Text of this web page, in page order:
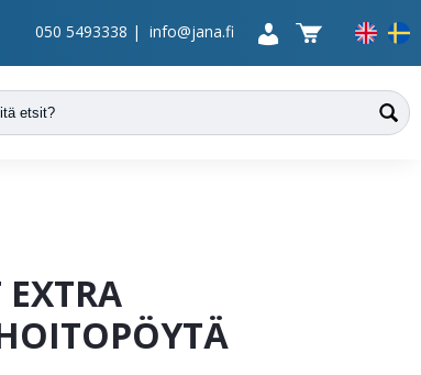
050 5493338 | info@jana.fi